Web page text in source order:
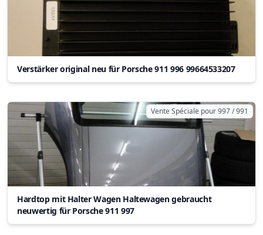
Verstärker original neu für Porsche 911 996 99664533207
Vente Spéciale pour 997 / 991
Hardtop mit Halter Wagen Haltewagen gebraucht
neuwertig für Porsche 911 997